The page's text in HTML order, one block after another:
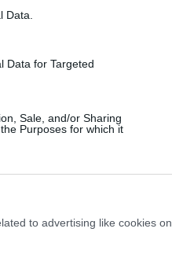
Data.
Data for Targeted
Sale, and/or Sharing
Purposes for which it
to advertising like cookies on
1 tojásfehérje, 1
ezáltal. Az
hagyjuk, hogy
a csokis
Ha a csoki
teszi a zserbót
is